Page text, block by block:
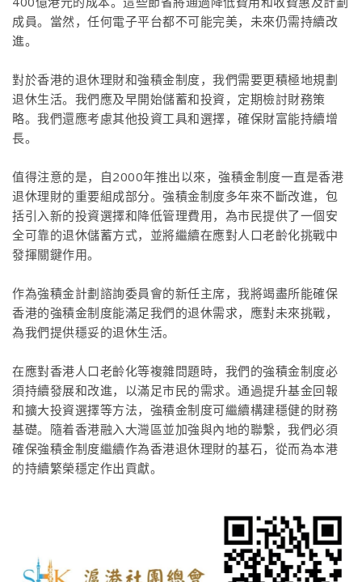
成員。當然，任何電子平台都不可能完美，未來仍需持續改
進。
對於香港的退休理財和強積金制度，我們需要更積極地規劃
退休生活。我們應及早開始儲蓄和投資，定期檢討財務策
略。我們還應考慮其他投資工具和選擇，確保財富能持續增
長。
值得注意的是，自2000年推出以來，強積金制度一直是香港
退休理財的重要組成部分。強積金制度多年來不斷改進，包
括引入新的投資選擇和降低管理費用，為市民提供了一個安
全可靠的退休儲蓄方式，並將繼續在應對人口老齡化挑戰中
發揮關鍵作用。
作為強積金計劃諮詢委員會的新任主席，我將竭盡所能確保
香港的強積金制度能滿足我們的退休需求，應對未來挑戰，
為我們提供穩妥的退休生活。
在應對香港人口老齡化等複雜問題時，我們的強積金制度必
須持續發展和改進，以滿足市民的需求。通過提升基金回報
和擴大投資選擇等方法，強積金制度可繼續構建穩健的財務
基礎。隨着香港融入大灣區並加強與內地的聯繫，我們必須
確保強積金制度繼續作為香港退休理財的基石，從而為本港
的持續繁榮穩定作出貢獻。